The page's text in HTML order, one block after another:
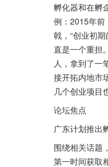
孵化器和在孵
例：2015年前
戟，“创业初
直是一个重担
人，拿到了一
接开拓内地市
几个创业项目
论坛焦点
广东计划推出
围绕相关话题
第一时间获取